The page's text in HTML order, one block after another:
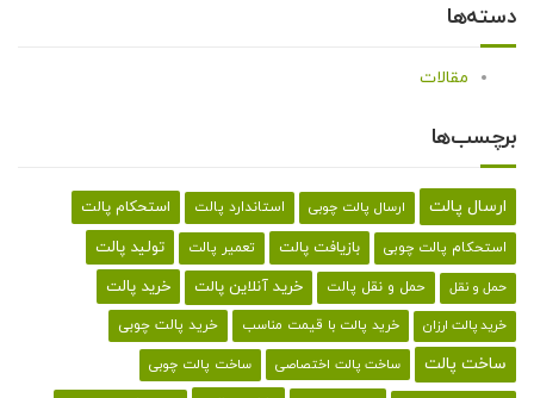
دسته‌ها
مقالات
برچسب‌ها
ارسال پالت ارسال پالت چوبی استاندارد پالت استحکام پالت
استحکام پالت چوبی بازیافت پالت تعمیر پالت تولید پالت
حمل و نقل حمل و نقل پالت خرید آنلاین پالت خرید پالت
خرید پالت ارزان خرید پالت با قیمت مناسب خرید پالت چوبی
ساخت پالت ساخت پالت اختصاصی ساخت پالت چوبی